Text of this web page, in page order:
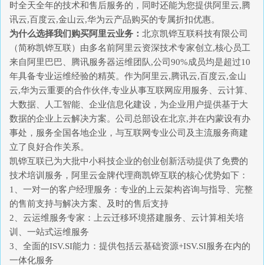
时全天全年的技术和售后服务的，同时还能为您提供阿里云,腾
讯云,百度云,金山云,华为云产品购买的专属折扣优惠。
为什么选择我们购买阿里云业务： 北京凯铧互联科技有限公司
（简称凯铧互联）由多名前阿里云资深技术专家创立,核心员工
来自阿里巴巴、腾讯服务器运维团队,公司90%成员均是超过10
年具备专业运维经验的精英。作为阿里云,腾讯云,百度云,金山
云,华为云重要的合作伙伴,专业从事互联网应用服务、云计算、
大数据、人工智能、企业信息化建设，为企业用户提供基于大
数据的企业上云解决方案。公司总部设在北京,并在内蒙设有办
事处，服务全国各地企业，与互联网专业公司及主流服务商建
立了良好合作关系。
凯铧互联已为大批中小科技企业的创业创新活动提供了免费的
技术培训服务，阿里云金牌代理商凯铧互联的核心优势如下：
1、一对一的客户经理服务：专业的上云架构咨询与指导、完整
的售前支持与解决方案、及时的售后支持
2、云运维服务专家：上云迁移环境搭建服务、云计算相关培
训、一站式运维服务
3、全面的ISV.SI能力：提供包括云基础资源+ISV.SI服务在内的
一体化服务